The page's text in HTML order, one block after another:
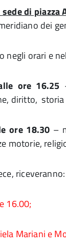
di piazza
dei
negli orari e
ore 16.25
diritto, storia
ore 18.30 –
riceveranno:
16.00;
Mariani e